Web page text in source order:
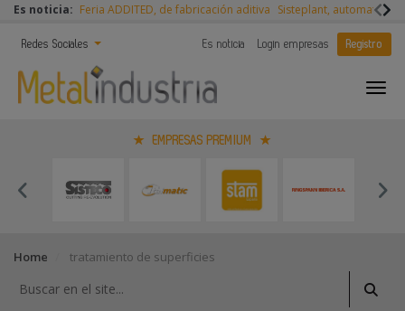
Es noticia: Feria ADDITED, de fabricación aditiva Sisteplant,
Redes Sociales Es noticia Login empresas Registro
EMPRESAS PREMIUM
Home tratamiento de superficies